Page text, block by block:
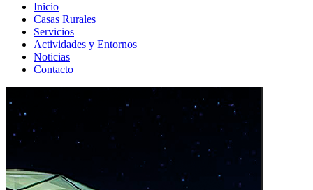
Inicio
Casas Rurales
Servicios
Actividades y Entornos
Noticias
Contacto